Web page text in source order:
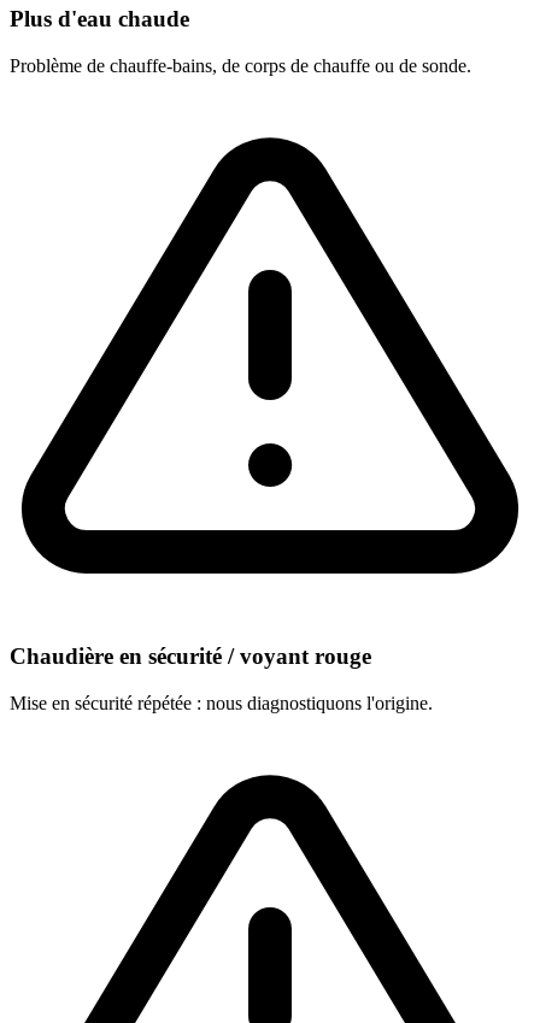
Plus d'eau chaude
Problème de chauffe-bains, de corps de chauffe ou de sonde.
Chaudière en sécurité / voyant rouge
Mise en sécurité répétée : nous diagnostiquons l'origine.